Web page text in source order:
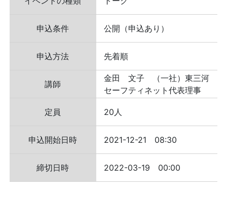
申込条件 公開（申込あり）
申込方法 先着順
講師
金田 文子 （一社）東三河
セーフティネット代表理事
定員 20人
申込開始日時 2021-12-21 08:30
締切日時 2022-03-19 00:00